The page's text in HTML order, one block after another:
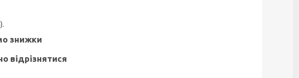
знижки
відрізнятися